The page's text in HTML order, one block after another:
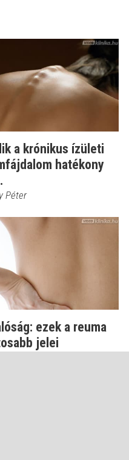
a krónikus ízületi
hatékony
Péter
ezek a reuma
jelei